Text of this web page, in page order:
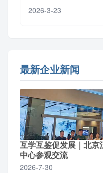
2026-3-23
最新企业新闻
互学互鉴促发展｜北
中心参观交流
2026-7-30